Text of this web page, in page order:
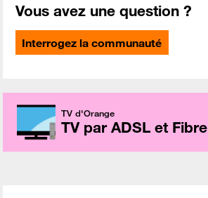
Vous avez une question ?
Interrogez la communauté
TV d'Orange
TV par ADSL et Fibre